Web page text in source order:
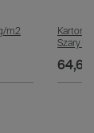
m2
Karton
Szary
64,60